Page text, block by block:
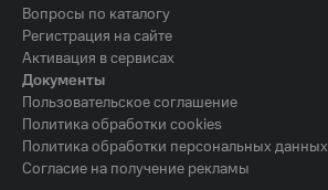
Вопросы по каталогу
Регистрация на сайте
Активация в сервисах
Документы
Пользовательское соглашение
Политика обработки cookies
Политика обработки персональных данных
Согласие на получение рекламы